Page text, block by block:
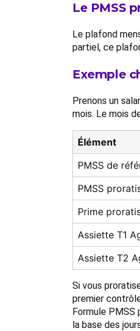
Le PMSS
Le plafond
partiel, ce
Exemple
Prenons un
mois. Le mois
Élément
PMSS de
PMSS
Prime
Assiette T1
Assiette T2
Si vous
premier
Formule PMSS
la base des